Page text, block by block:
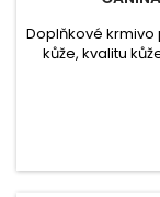
Doplňkové krmivo
kůže, kvalitu
proti
lámavé